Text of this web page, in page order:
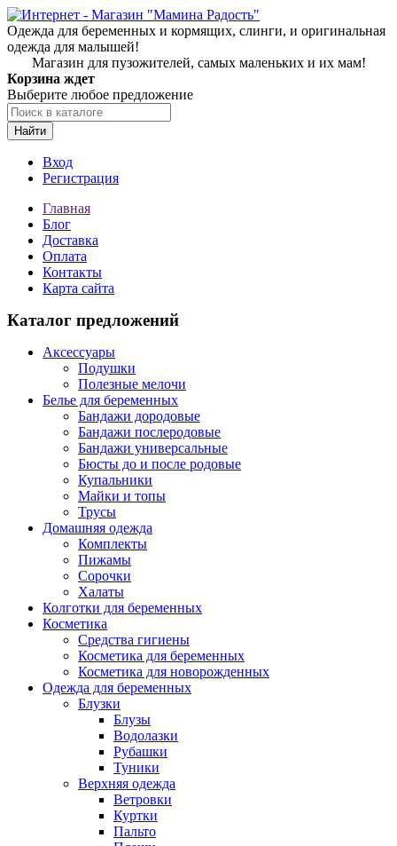
Одежда для беременных и кормящих, слинги, и оригинальная
одежда для малышей!
Магазин для пузожителей, самых маленьких и их мам!
Корзина ждет
Выберите любое предложение
Найти
Вход
Регистрация
Главная
Блог
Доставка
Оплата
Контакты
Карта сайта
Каталог предложений
Аксессуары
Подушки
Полезные мелочи
Белье для беременных
Бандажи дородовые
Бандажи послеродовые
Бандажи универсальные
Бюсты до и после родовые
Купальники
Майки и топы
Трусы
Домашняя одежда
Комплекты
Пижамы
Сорочки
Халаты
Колготки для беременных
Косметика
Cредства гигиены
Косметика для беременных
Косметика для новорожденных
Одежда для беременных
Блузки
Блузы
Водолазки
Рубашки
Туники
Верхняя одежда
Ветровки
Куртки
Пальто